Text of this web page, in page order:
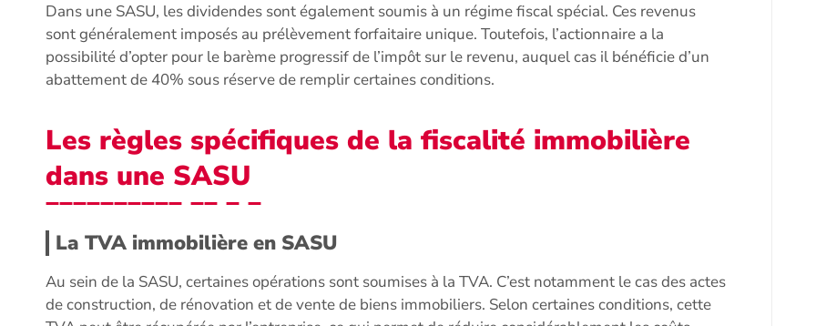
Dans une SASU, les dividendes sont également soumis à un régime fiscal spécial. Ces revenus
sont généralement imposés au prélèvement forfaitaire unique. Toutefois, l’actionnaire a la
possibilité d’opter pour le barème progressif de l’impôt sur le revenu, auquel cas il bénéficie d’un
abattement de 40% sous réserve de remplir certaines conditions.
Les règles spécifiques de la fiscalité immobilière
dans une SASU
La TVA immobilière en SASU
Au sein de la SASU, certaines opérations sont soumises à la TVA. C’est notamment le cas des actes
de construction, de rénovation et de vente de biens immobiliers. Selon certaines conditions, cette